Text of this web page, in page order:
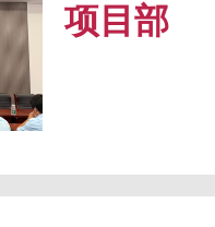
项目部